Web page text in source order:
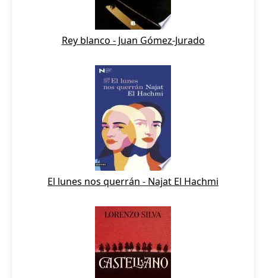
Rey blanco - Juan Gómez-Jurado
El lunes nos querrán - Najat El Hachmi